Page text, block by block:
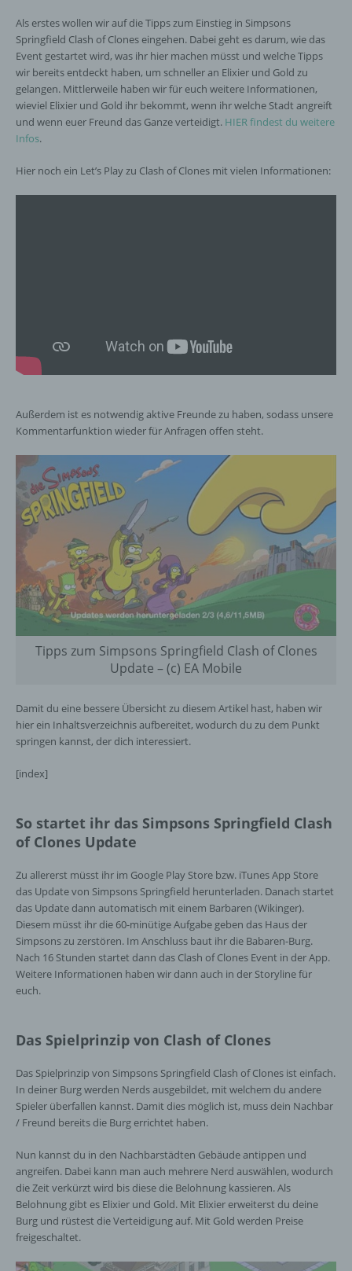
Als erstes wollen wir auf die Tipps zum Einstieg in Simpsons
Springfield Clash of Clones eingehen. Dabei geht es darum, wie das
Event gestartet wird, was ihr hier machen müsst und welche Tipps
wir bereits entdeckt haben, um schneller an Elixier und Gold zu
gelangen. Mittlerweile haben wir für euch weitere Informationen,
wieviel Elixier und Gold ihr bekommt, wenn ihr welche Stadt angreift
und wenn euer Freund das Ganze verteidigt. HIER findest du weitere
Infos.
Hier noch ein Let’s Play zu Clash of Clones mit vielen Informationen:
Außerdem ist es notwendig aktive Freunde zu haben, sodass unsere
Kommentarfunktion wieder für Anfragen offen steht.
Tipps zum Simpsons Springfield Clash of Clones
Update – (c) EA Mobile
Damit du eine bessere Übersicht zu diesem Artikel hast, haben wir
hier ein Inhaltsverzeichnis aufbereitet, wodurch du zu dem Punkt
springen kannst, der dich interessiert.
[index]
So startet ihr das Simpsons Springfield Clash
of Clones Update
Zu allererst müsst ihr im Google Play Store bzw. iTunes App Store
das Update von Simpsons Springfield herunterladen. Danach startet
das Update dann automatisch mit einem Barbaren (Wikinger).
Diesem müsst ihr die 60-minütige Aufgabe geben das Haus der
Simpsons zu zerstören. Im Anschluss baut ihr die Babaren-Burg.
Nach 16 Stunden startet dann das Clash of Clones Event in der App.
Weitere Informationen haben wir dann auch in der Storyline für
euch.
Das Spielprinzip von Clash of Clones
Das Spielprinzip von Simpsons Springfield Clash of Clones ist einfach.
In deiner Burg werden Nerds ausgebildet, mit welchem du andere
Spieler überfallen kannst. Damit dies möglich ist, muss dein Nachbar
/ Freund bereits die Burg errichtet haben.
Nun kannst du in den Nachbarstädten Gebäude antippen und
angreifen. Dabei kann man auch mehrere Nerd auswählen, wodurch
die Zeit verkürzt wird bis diese die Belohnung kassieren. Als
Belohnung gibt es Elixier und Gold. Mit Elixier erweiterst du deine
Burg und rüstest die Verteidigung auf. Mit Gold werden Preise
freigeschaltet.